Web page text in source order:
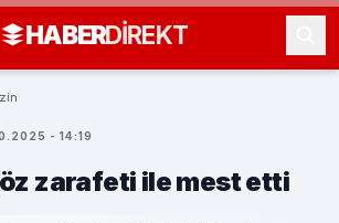
HABERDIREKT
- 14:19
zarafeti ile mest etti